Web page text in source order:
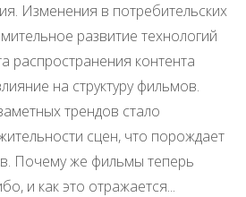
Изменения в потребительских
развитие технологий
распространения контента
на структуру фильмов.
трендов стало
сцен, что порождает
Почему же фильмы теперь
и как это отражается...